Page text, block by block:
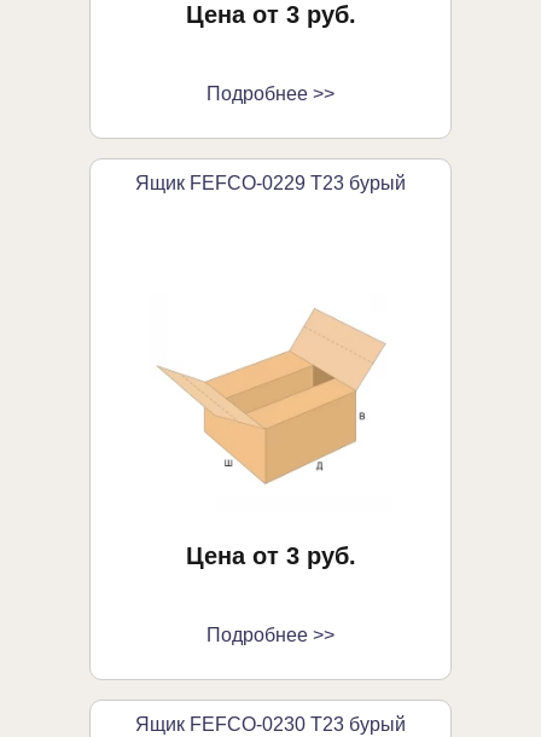
Цена от 3 руб.
Подробнее >>
Ящик FEFCO-0229 Т23 бурый
Цена от 3 руб.
Подробнее >>
Ящик FEFCO-0230 Т23 бурый